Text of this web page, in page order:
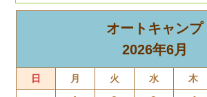
オートキャンプ
2026年6月
日 月 火 水 木